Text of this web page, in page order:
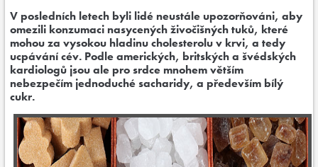
Magazín
OUTLET OBLEČENÍ Posilovací stroje
Značky
V posledních letech byli lidé neustále upozorňováni, aby
omezili konzumaci nasycených živočišných tuků, které
mohou za vysokou hladinu cholesterolu v krvi, a tedy
ucpávání cév. Podle amerických, britských a švédských
kardiologů jsou ale pro srdce mnohem větším
nebezpečím jednoduché sacharidy, a především bílý
cukr.